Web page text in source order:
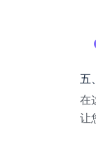
五、
在
让